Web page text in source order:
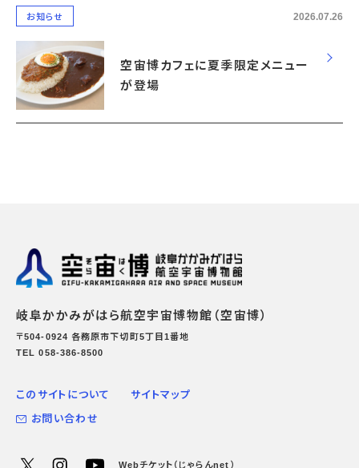
お知らせ
空宙博カフェに夏季限定メニュー
が登場
2026.07.26
岐阜かかみがはら航空宇宙博物館（空宙博）
〒504-0924 各務原市下切町5丁目1番地
TEL 058-386-8500
このサイトについて
サイトマップ
お問い合わせ
Webチケット（じゃらんnet）